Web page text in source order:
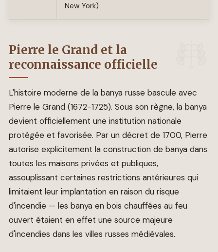
New York)
Pierre le Grand et la
reconnaissance officielle
L'histoire moderne de la banya russe bascule avec
Pierre le Grand (1672-1725). Sous son règne, la banya
devient officiellement une institution nationale
protégée et favorisée. Par un décret de 1700, Pierre
autorise explicitement la construction de banya dans
toutes les maisons privées et publiques,
assouplissant certaines restrictions antérieures qui
limitaient leur implantation en raison du risque
d'incendie — les banya en bois chauffées au feu
ouvert étaient en effet une source majeure
d'incendies dans les villes russes médiévales.